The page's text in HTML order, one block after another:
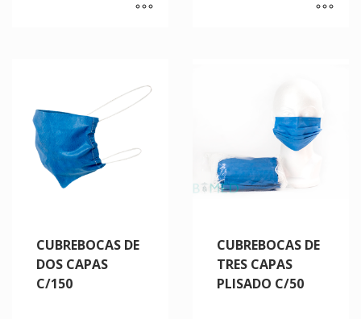
CUBREBOCAS DE
DOS CAPAS
C/150
CUBREBOCAS DE
TRES CAPAS
PLISADO C/50